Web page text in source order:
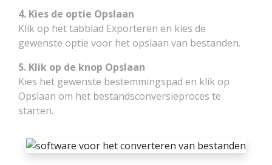
4. Kies de optie Opslaan
Klik op het tabblad Exporteren en kies de
gewenste optie voor het opslaan van bestanden.
5. Klik op de knop Opslaan
Kies het gewenste bestemmingspad en klik op
Opslaan om het bestandsconversieproces te
starten.